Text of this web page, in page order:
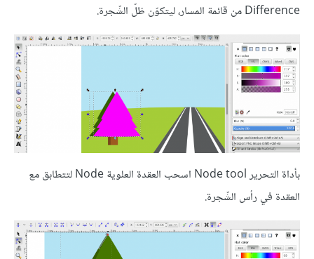
Difference من قائمة المسار، ليتكوّن ظلّ الشّجرة.
بأداة التحرير Node tool اسحب العقدة العلوية Node لتتطابق مع
العقدة في رأس الشّجرة.